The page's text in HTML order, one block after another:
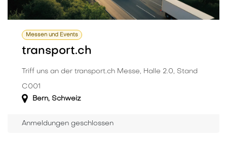
Messen und Events
transport.ch
Triff uns an der transport.ch Messe, Halle 2.0, Stand
C001
Bern, Schweiz
Anmeldungen geschlossen